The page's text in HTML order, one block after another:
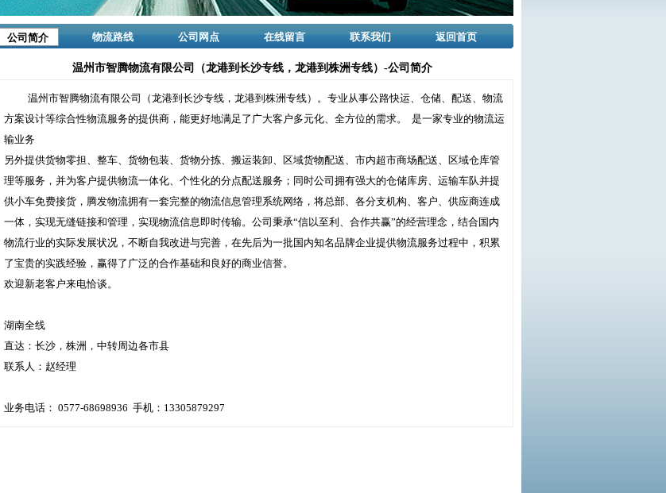
公司简介 物流路线 公司网点 在线留言 联系我们 返回首页
温州市智腾物流有限公司（龙港到长沙专线，龙港到株洲专线）-公司简介
温州市智腾物流有限公司（龙港到长沙专线，龙港到株洲专线）。专业从事公路快运、仓储、配送、物流
方案设计等综合性物流服务的提供商，能更好地满足了广大客户多元化、全方位的需求。 是一家专业的物流运
输业务
另外提供货物零担、整车、货物包装、货物分拣、搬运装卸、区域货物配送、市内超市商场配送、区域仓库管
理等服务，并为客户提供物流一体化、个性化的分点配送服务；同时公司拥有强大的仓储库房、运输车队并提
供小车免费接货，腾发物流拥有一套完整的物流信息管理系统网络，将总部、各分支机构、客户、供应商连成
一体，实现无缝链接和管理，实现物流信息即时传输。公司秉承“信以至利、合作共赢”的经营理念，结合国内
物流行业的实际发展状况，不断自我改进与完善，在先后为一批国内知名品牌企业提供物流服务过程中，积累
了宝贵的实践经验，赢得了广泛的合作基础和良好的商业信誉。
欢迎新老客户来电恰谈。
湖南全线
直达：长沙，株洲，中转周边各市县
联系人：赵经理
业务电话： 0577-68698936 手机：13305879297